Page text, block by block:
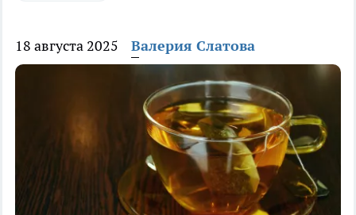
18 августа 2025 Валерия Слатова